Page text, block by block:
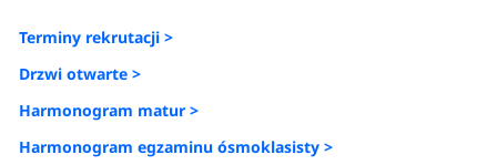
Terminy rekrutacji >
Drzwi otwarte >
Harmonogram matur >
Harmonogram egzaminu ósmoklasisty >